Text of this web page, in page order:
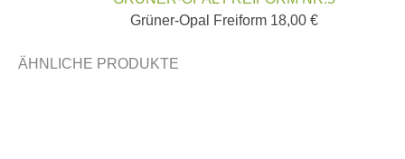
Grüner-Opal Freiform 18,00 €
ÄHNLICHE PRODUKTE